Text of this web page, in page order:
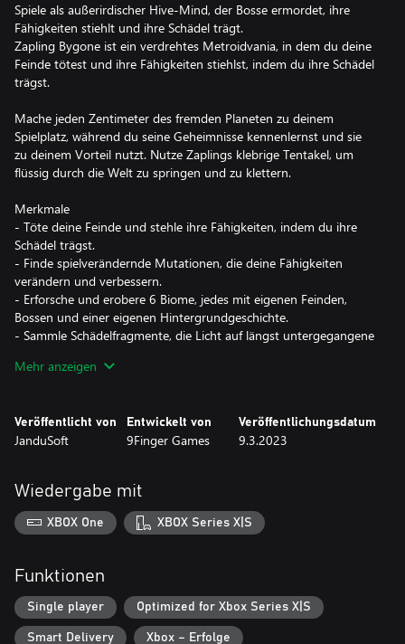
Spiele als außerirdischer Hive-Mind, der Bosse ermordet, ihre
Fähigkeiten stiehlt und ihre Schädel trägt.
Zapling Bygone ist ein verdrehtes Metroidvania, in dem du deine
Feinde tötest und ihre Fähigkeiten stiehlst, indem du ihre Schädel
trägst.
Mache jeden Zentimeter des fremden Planeten zu deinem
Spielplatz, während du seine Geheimnisse kennenlernst und sie
zu deinem Vorteil nutzt. Nutze Zaplings klebrige Tentakel, um
flüssig durch die Welt zu springen und zu klettern.
Merkmale
- Töte deine Feinde und stehle ihre Fähigkeiten, indem du ihre
Schädel trägst.
- Finde spielverändernde Mutationen, die deine Fähigkeiten
verändern und verbessern.
- Erforsche und erobere 6 Biome, jedes mit eigenen Feinden,
Bossen und einer eigenen Hintergrundgeschichte.
- Sammle Schädelfragmente, die Licht auf längst untergegangene
- Sammle die Geschichte des Planeten in Comic-Fragmenten.
Mehr anzeigen
Veröffentlicht von
JanduSoft
Entwickelt von
9Finger Games
Veröffentlichungsdatum
9.3.2023
Wiedergabe mit
XBOX One XBOX Series X|S
Funktionen
Single player Optimized for Xbox Series X|S
Smart Delivery Xbox – Erfolge